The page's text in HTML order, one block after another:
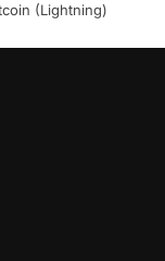
(Lightning)